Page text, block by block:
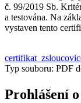
č. 99/2019 Sb.
a testována. Na
vystaven tento
Typ souboru: PDF
Prohlášení